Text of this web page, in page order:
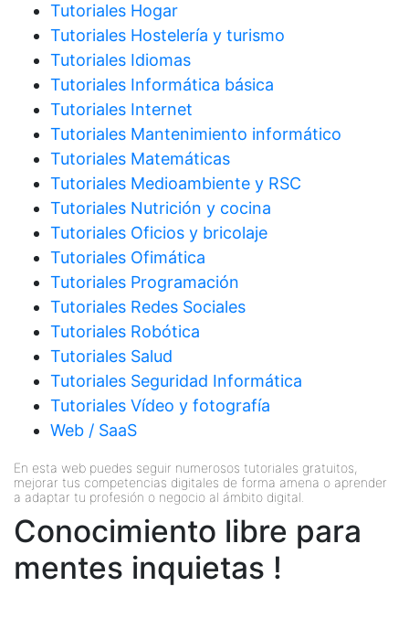
Tutoriales Hogar
Tutoriales Hostelería y turismo
Tutoriales Idiomas
Tutoriales Informática básica
Tutoriales Internet
Tutoriales Mantenimiento informático
Tutoriales Matemáticas
Tutoriales Medioambiente y RSC
Tutoriales Nutrición y cocina
Tutoriales Oficios y bricolaje
Tutoriales Ofimática
Tutoriales Programación
Tutoriales Redes Sociales
Tutoriales Robótica
Tutoriales Salud
Tutoriales Seguridad Informática
Tutoriales Vídeo y fotografía
Web / SaaS
En esta web puedes seguir numerosos tutoriales gratuitos,
mejorar tus competencias digitales de forma amena o aprender
a adaptar tu profesión o negocio al ámbito digital.
Conocimiento libre para
mentes inquietas !